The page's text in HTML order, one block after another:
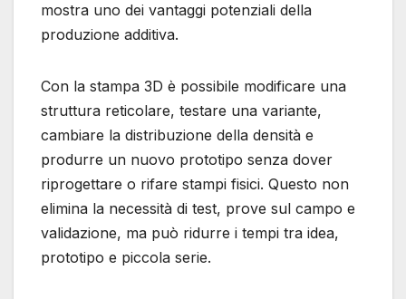
mostra uno dei vantaggi potenziali della
produzione additiva.
Con la stampa 3D è possibile modificare una
struttura reticolare, testare una variante,
cambiare la distribuzione della densità e
produrre un nuovo prototipo senza dover
riprogettare o rifare stampi fisici. Questo non
elimina la necessità di test, prove sul campo e
validazione, ma può ridurre i tempi tra idea,
prototipo e piccola serie.